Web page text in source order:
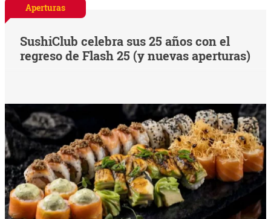
Aperturas
SushiClub celebra sus 25 años con el
regreso de Flash 25 (y nuevas aperturas)